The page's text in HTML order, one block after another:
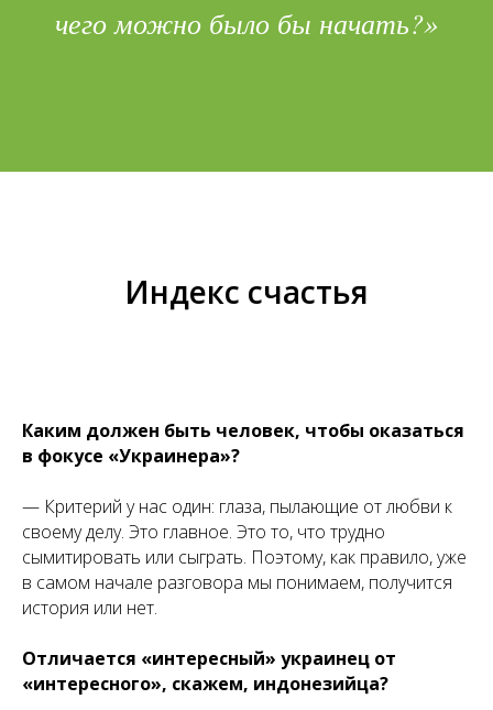
чего можно было бы начать?»
Индекс счастья
Каким должен быть человек, чтобы оказаться
в фокусе «Украинера»?
— Критерий у нас один: глаза, пылающие от любви к
своему делу. Это главное. Это то, что трудно
сымитировать или сыграть. Поэтому, как правило, уже
в самом начале разговора мы понимаем, получится
история или нет.
Отличается «интересный» украинец от
«интересного», скажем, индонезийца?